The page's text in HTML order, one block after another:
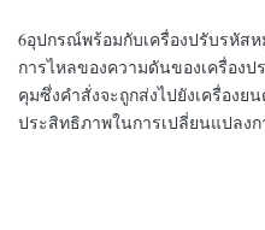
6อุปกรณ์พร้อมกับเครื่องปรับรหัส
การไหลของความดันของเครื่อง
คุมซึ่งคําสั่งจะถูกส่งไปยังเครื่อง
ประสิทธิภาพในการเปลี่ยนแปลง